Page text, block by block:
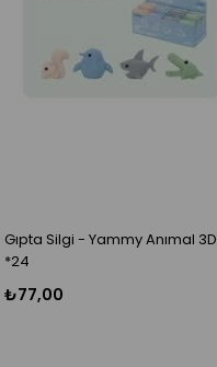
Gıpta Silgi - Yammy Anımal 3D
*24
₺77,00